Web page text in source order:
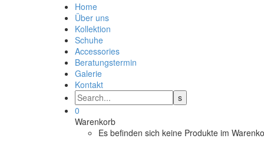
Home
Über uns
Kollektion
Schuhe
Accessories
Beratungstermin
Galerie
Kontakt
0
Warenkorb
Es befinden sich keine Produkte im